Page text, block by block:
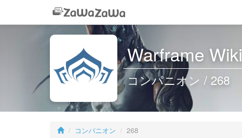
Warframe Wiki
コンパニオン / 268
コンパニオン 268